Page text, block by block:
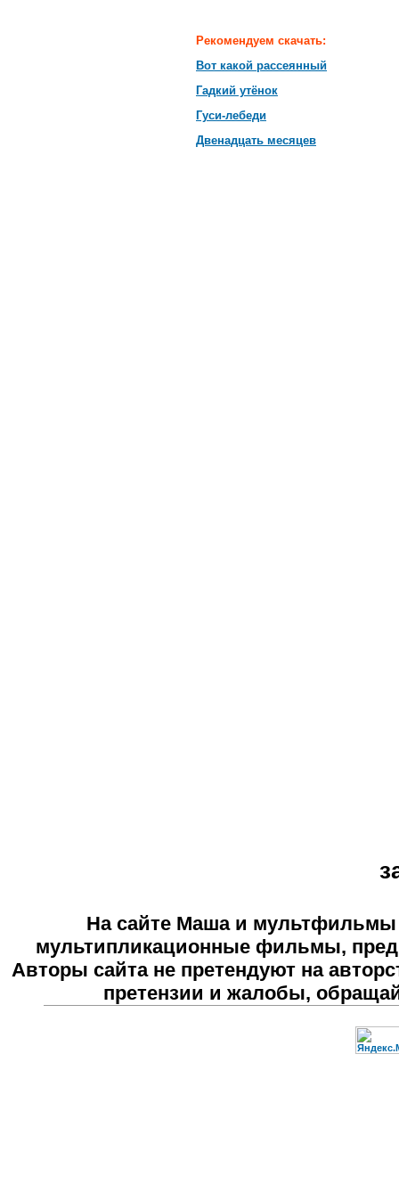
Рекомендуем скачать:
Вот какой рассеянный
Гадкий утёнок
Гуси-лебеди
Двенадцать месяцев
На сайте Маша и мультфильмы
мультипликационные фильмы,
Авторы сайта не претендуют на
претензии и жалобы,